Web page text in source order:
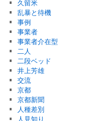
久留米
乱暴と待機
事例
事業者
事業者介在型
二人
二段ベッド
井上芳雄
交流
京都
京都新聞
人種差別
人見知り